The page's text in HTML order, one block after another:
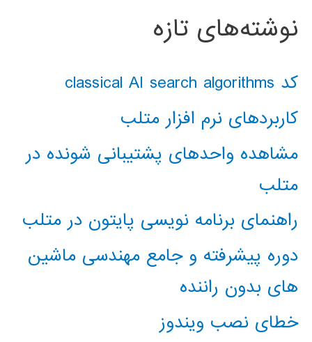
نوشته‌های تازه
کد classical AI search algorithms
کاربردهای نرم افزار متلب
مشاهده واحدهای پشتیبانی شونده در
متلب
راهنمای برنامه نویسی پایتون در متلب
دوره پیشرفته و جامع مهندسی ماشین
های بدون راننده
خطای نصب ویندوز